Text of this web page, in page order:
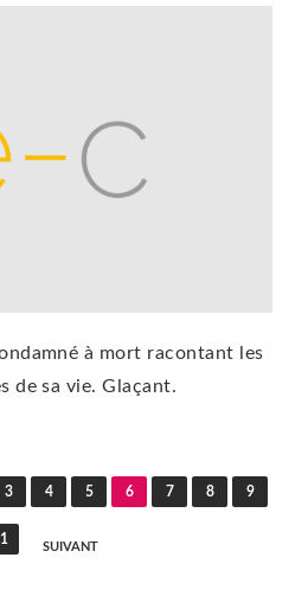
à mort racontant les
de sa vie. Glaçant.
3 4 5 6 7 8 9
SUIVANT